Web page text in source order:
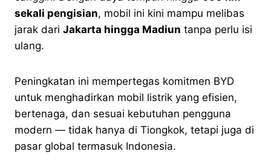
sekali pengisian, mobil ini kini mampu melibas
jarak dari Jakarta hingga Madiun tanpa perlu isi
ulang.
Peningkatan ini mempertegas komitmen BYD
untuk menghadirkan mobil listrik yang efisien,
bertenaga, dan sesuai kebutuhan pengguna
modern — tidak hanya di Tiongkok, tetapi juga di
pasar global termasuk Indonesia.